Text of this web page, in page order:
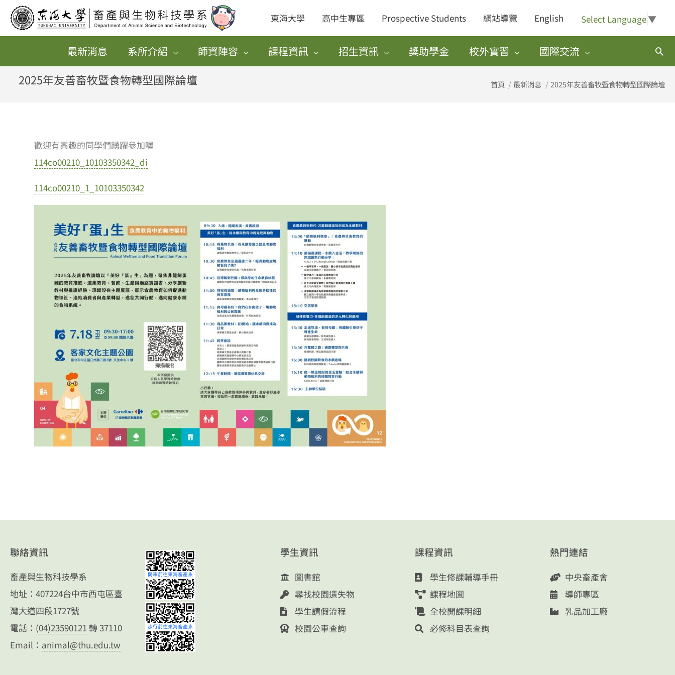
東海大學 高中生專區 Prospective Students 網站導覽 English Select Language▼
最新消息 系所介紹 師資陣容 課程資訊 招生資訊 獎助學金 校外實習 國際交流
搜
尋
2025年友善畜牧暨食物轉型國際論壇 首頁 最新消息 2025年友善畜牧暨食物轉型國際論壇
歡迎有興趣的同學們踴躍參加喔
114co00210_10103350342_di
114co00210_1_10103350342
聯絡資訊
畜產與生物科技學系
地址：407224台中市西屯區臺
灣大道四段1727號
電話： (04)23590121 轉 37110
Email： animal@thu.edu.tw
學生資訊
圖書館
尋找校園遺失物
學生請假流程
校園公車查詢
課程資訊
學生修課輔導手冊
課程地圖
全校開課明細
必修科目表查詢
熱門連結
中央畜產會
導師專區
乳品加工廠